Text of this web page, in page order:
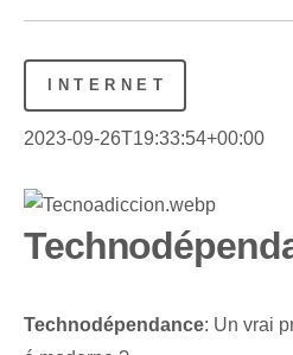
INTERNET
2023-09-26T19:33:54+00:00
Technodépendance: Un vrai